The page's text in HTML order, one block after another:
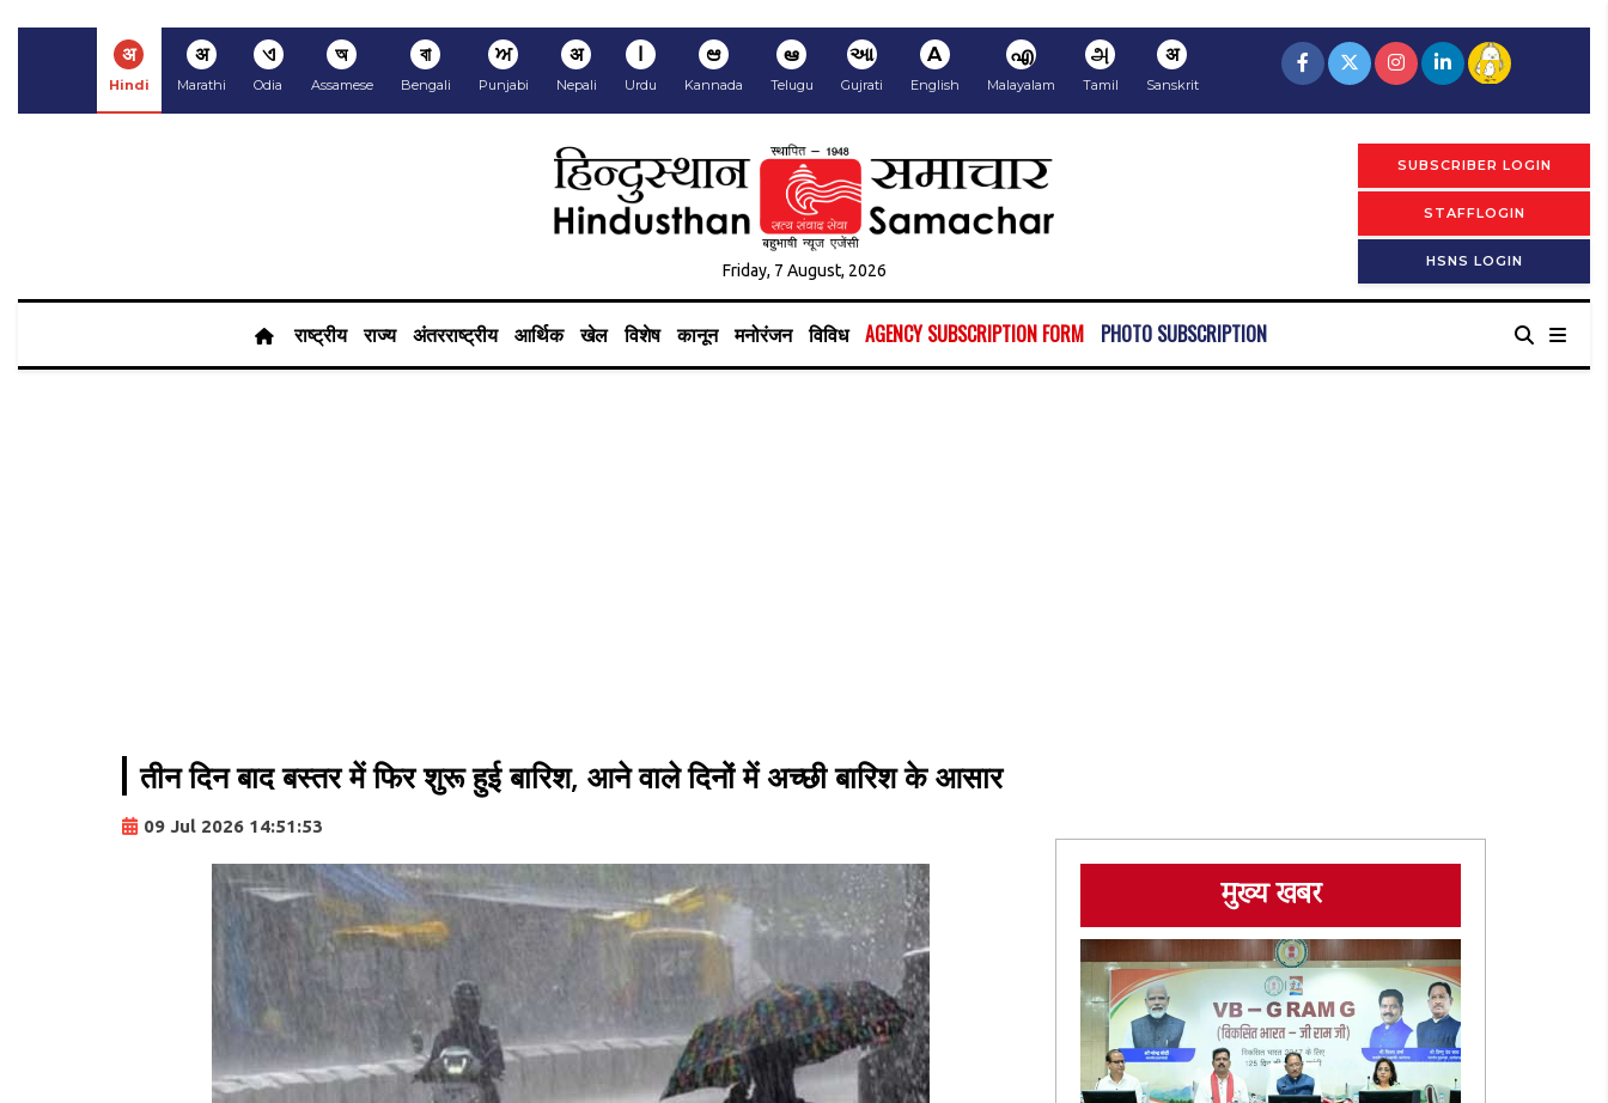
अ
Hindi
अ
Marathi
ଏ
Odia
অ
Assamese
বা
Bengali
ਅ
Punjabi
अ
Nepali
ا
Urdu
ಆ
Kannada
ఆ
Telugu
આ
Gujrati
A
English
എ
Malayalam
அ
Tamil
अ
Sanskrit
Friday, 7 August, 2026
SUBSCRIBER LOGIN
STAFFLOGIN
HSNS LOGIN
राष्ट्रीय राज्य अंतरराष्ट्रीय आर्थिक खेल विशेष कानून मनोरंजन विविध AGENCY SUBSCRIPTION FORM PHOTO SUBSCRIPTION
तीन दिन बाद बस्तर में फिर शुरू हुई बारिश, आने वाले दिनों में अच्छी बारिश के आसार
09 Jul 2026 14:51:53
मुख्य खबर